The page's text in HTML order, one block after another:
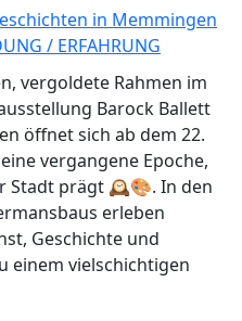
/ ERFAHRUNG
vergoldete Rahmen im
Barock Ballett
öffnet sich ab dem 22.
vergangene Epoche,
Stadt prägt 🕰️🎨. In den
erleben
Geschichte und
einem vielschichtigen